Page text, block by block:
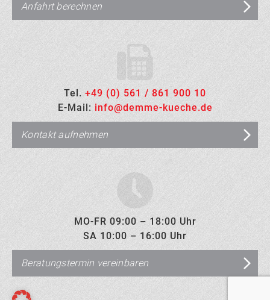
Anfahrt berechnen
Tel. +49 (0) 561 / 861 900 10
E-Mail: info@demme-kueche.de
Kontakt aufnehmen
MO-FR 09:00 – 18:00 Uhr
SA 10:00 – 16:00 Uhr
Beratungstermin vereinbaren